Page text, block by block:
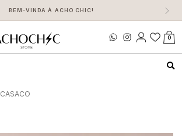
BEM-VINDA À ACHO CHIC!
0
CASACO